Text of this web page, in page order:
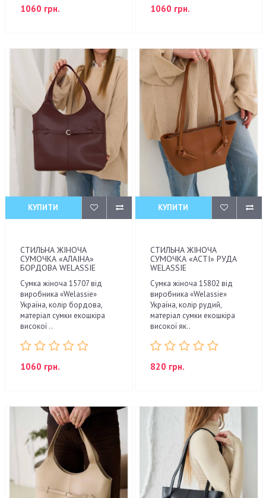
1060 грн. 1060 грн.
КУПИТИ
СТИЛЬНА ЖІНОЧА
СУМОЧКА «АЛАІНА»
БОРДОВА WELASSIE
Сумка жіноча 15707 від
виробника «Welassie»
Україна, колір бордова,
матеріал сумки екошкіра
високої ..
1060 грн.
КУПИТИ
СТИЛЬНА ЖІНОЧА
СУМОЧКА «АСТІ» РУДА
WELASSIE
Сумка жіноча 15802 від
виробника «Welassie»
Україна, колір рудий,
матеріал сумки екошкіра
високої як..
820 грн.